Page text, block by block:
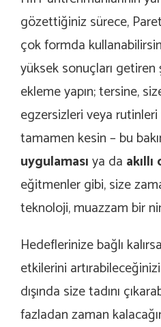
gözettiğiniz sürece,
çok formda
yüksek sonuçları
ekleme yapın; tersine,
egzersizleri veya
tamamen kesin – bu
uygulamasıya da
eğitmenler gibi, size
teknoloji, muazzam bir
Hedeflerinize bağlı
etkilerini
dışında size tadını
fazladan zaman